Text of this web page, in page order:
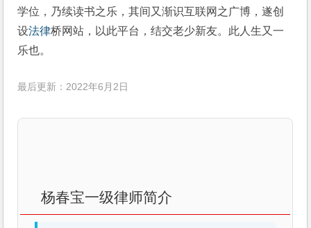
学位，乃续读书之乐，其间又渐识互联网之广博，遂创
设法律桥网站，以此平台，结交老少新友。此人生又一
乐也。
最后更新：2022年6月2日
杨春宝一级律师简介